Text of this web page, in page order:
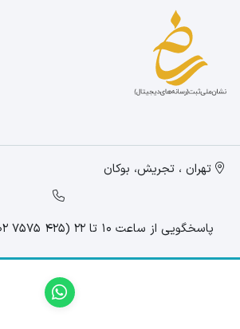
تهران ، تجریش، بوکان
پاسخگویی از ساعت 10 تا 22 (425 7575 0902 - 02191016284)